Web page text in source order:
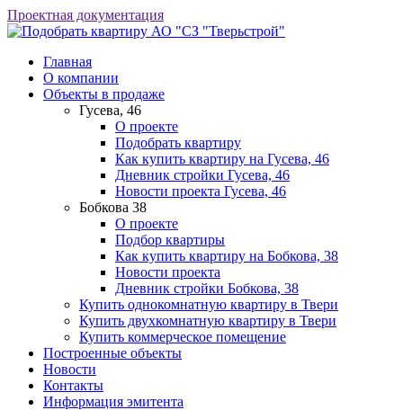
Проектная документация
АО "СЗ "Тверьстрой"
Главная
О компании
Объекты в продаже
Гусева, 46
О проекте
Подобрать квартиру
Как купить квартиру на Гусева, 46
Дневник стройки Гусева, 46
Новости проекта Гусева, 46
Бобкова 38
О проекте
Подбор квартиры
Как купить квартиру на Бобкова, 38
Новости проекта
Дневник стройки Бобкова, 38
Купить однокомнатную квартиру в Твери
Купить двухкомнатную квартиру в Твери
Купить коммерческое помещение
Построенные объекты
Новости
Контакты
Информация эмитента